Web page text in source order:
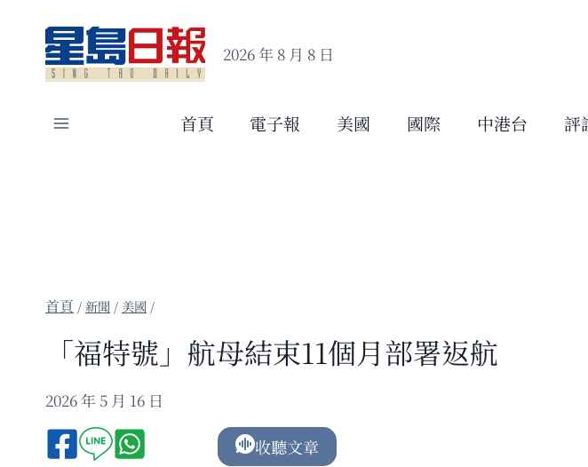
content
2026 年 8 月 8 日
首頁 電子報 美國 國際 中港台 評
/新聞 / 美國 /
「福特號」航母結束11個月部署返航
2026 年 5 月 16 日
收聽文章